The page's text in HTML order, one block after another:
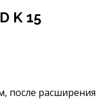
K 15
после расширения